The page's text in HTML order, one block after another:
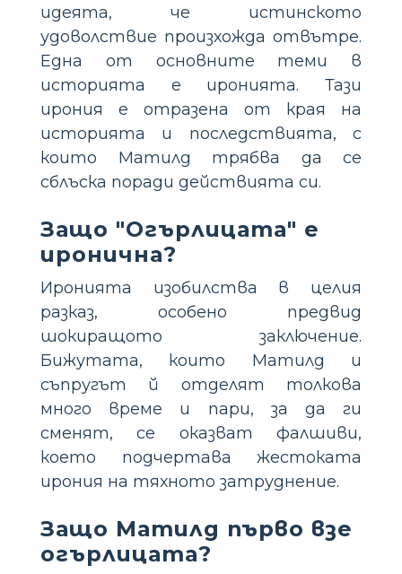
идеята, че истинското
удоволствие произхожда отвътре.
Една от основните теми в
историята е иронията. Тази
ирония е отразена от края на
историята и последствията, с
които Матилд трябва да се
сблъска поради действията си.
Защо "Огърлицата" е
иронична?
Иронията изобилства в целия
разказ, особено предвид
шокиращото заключение.
Бижутата, които Матилд и
съпругът й отделят толкова
много време и пари, за да ги
сменят, се оказват фалшиви,
което подчертава жестоката
ирония на тяхното затруднение.
Защо Матилд първо взе
огърлицата?